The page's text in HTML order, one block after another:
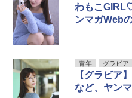
わもこ
ンマガWeb
青年 グラビア
【グラビア
など、ヤン